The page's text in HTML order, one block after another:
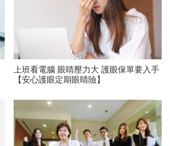
上班看電腦 眼睛壓力大 護眼保單要入手
【安心護眼定期眼睛險】